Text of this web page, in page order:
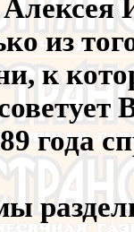
из
к
года